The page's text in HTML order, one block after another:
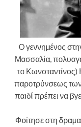
Ο γεννημένος
Μασσαλία,
το Κωνσταντίνος)
παροτρύνσεως των
παιδί πρέπει να
Φοίτησε στη